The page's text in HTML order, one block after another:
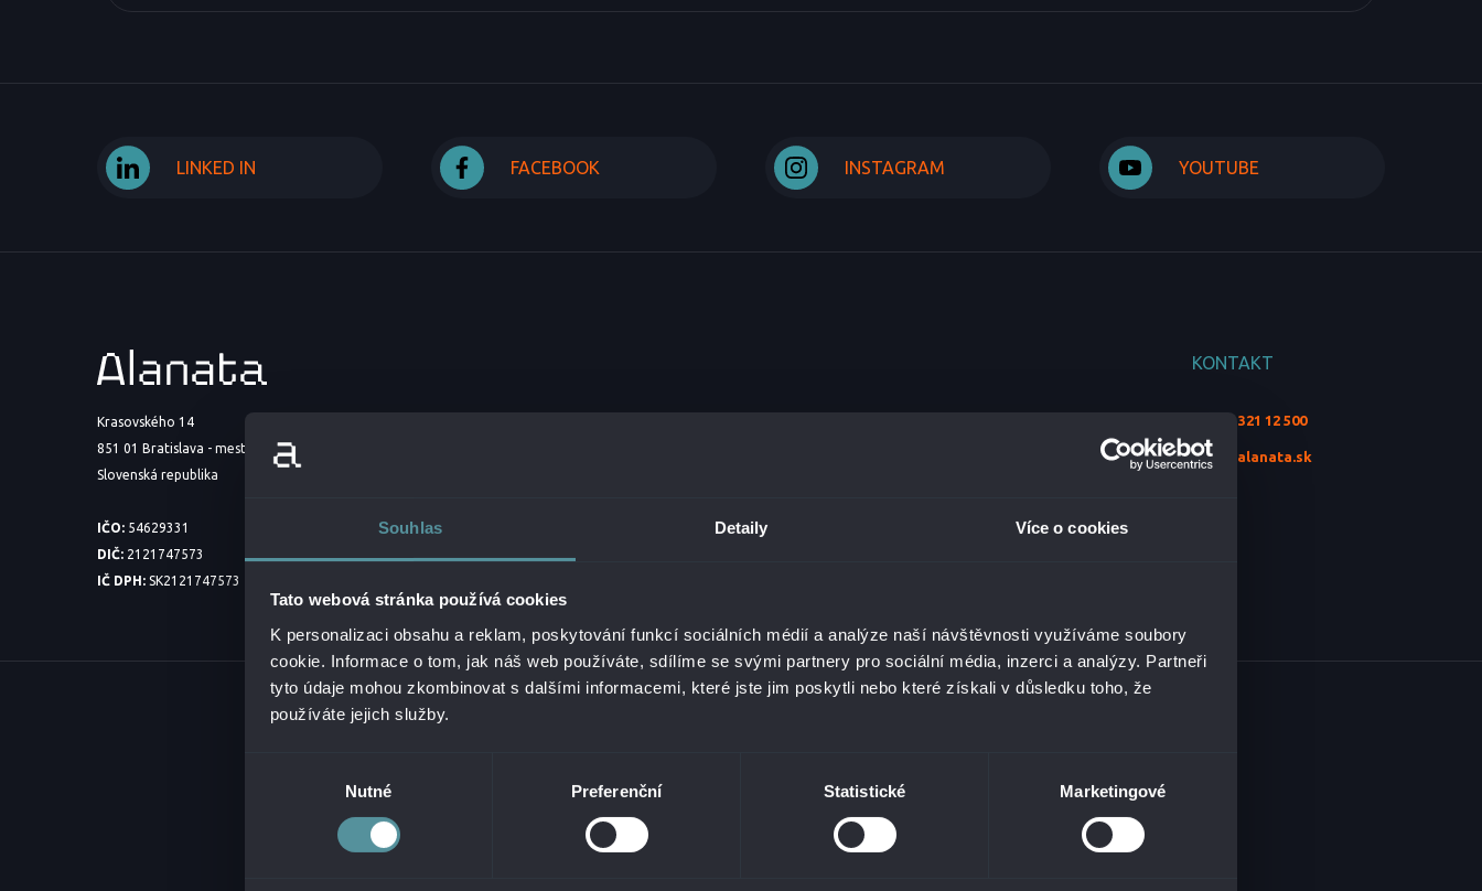
Souhlas Detaily Více o cookies
Tato webová stránka používá cookies
K personalizaci obsahu a reklam, poskytování funkcí sociálních médií a analýze naší návštěvnosti využíváme soubory
cookie. Informace o tom, jak náš web používáte, sdílíme se svými partnery pro sociální média, inzerci a analýzy. Partneři
tyto údaje mohou zkombinovat s dalšími informacemi, které jste jim poskytli nebo které získali v důsledku toho, že
používáte jejich služby.
Nutné Preferenční Statistické Marketingové
LINKED IN FACEBOOK INSTAGRAM YOUTUBE
Krasovského 14
851 01 Bratislava - mestská časť Petržalka
Slovenská republika
IČO:54629331
DIČ:2121747573
IČ DPH:SK2121747573
KONTAKT
+421 2 321 12 500
info@alanata.sk
© 2026 ALANATA •ZPRACOVÁNÍ OSOBNÍCH ÚDAJŮ• NAHLÁŠENÍ NEZÁKONNÉHO OBSAHU